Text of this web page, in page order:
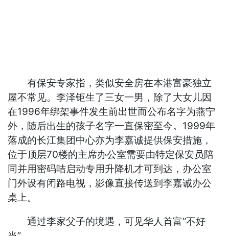
有保安专家指，类似安全房在本港富豪独立
屋不常见。李泽钜生了三女一男，除了大女儿因
在1996年绑架事件发生前出世而公布名字为燕宁
外，随后出生的孩子名字一直保密至今。1999年
落成的长江集团中心亦为李嘉诚提供保安措施，
位于顶层70楼的主席办公室需要由特定保安员陪
同并用密码咭启动专用升降机才可到达，办公室
门外设有闭路电视，影像直接传送到李嘉诚办公
桌上。
通过李家父子的境遇，可见华人首富“不好